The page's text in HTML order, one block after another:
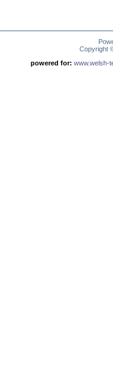
Copyright
powered for: www.welsh-